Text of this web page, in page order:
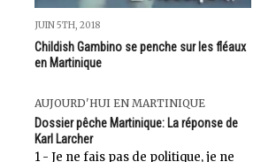
JUIN 5TH, 2018
Childish Gambino se penche sur les fléaux
en Martinique
AUJOURD'HUI EN MARTINIQUE
Dossier pêche Martinique: La réponse de
Karl Larcher
1 - Je ne fais pas de politique, je ne